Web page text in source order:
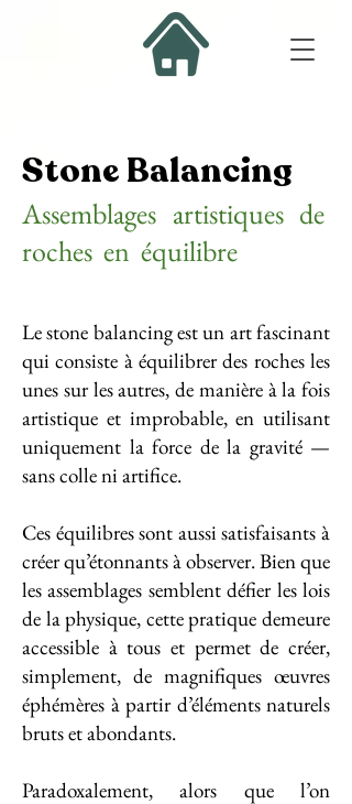
Stone Balancing
Assemblages artistiques de
roches en équilibre
Le stone balancing est un art fascinant
qui consiste à équilibrer des roches les
unes sur les autres, de manière à la fois
artistique et improbable, en utilisant
uniquement la force de la gravité —
sans colle ni artifice.
Ces équilibres sont aussi satisfaisants à
créer qu’étonnants à observer. Bien que
les assemblages semblent défier les lois
de la physique, cette pratique demeure
accessible à tous et permet de créer,
simplement, de magnifiques œuvres
éphémères à partir d’éléments naturels
bruts et abondants.
Paradoxalement, alors que l’on